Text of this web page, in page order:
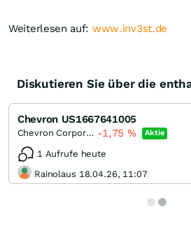
Weiterlesen auf: www.inv3st.de
Diskutieren Sie über die
Chevron US1667641005
Chevron Corporation -1,75% Aktie
1 Aufrufe heute
Rainolaus 18.04.26, 11:07